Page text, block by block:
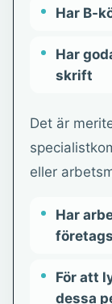
Har B-
Har
skrift
Det är
eller
Har
För att
dessa